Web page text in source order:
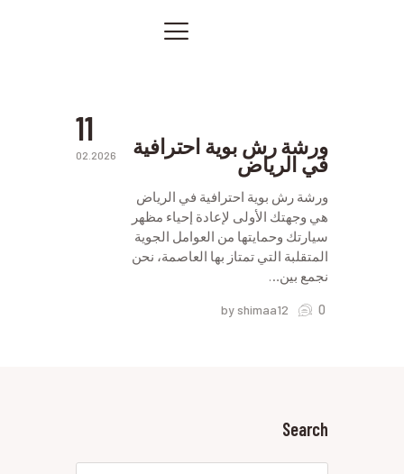
صور من أعمالنا
اتصل بنا
المقالات
PRIVACY POLICY
11
02.2026 ورشة رش بوية احترافية
في الرياض
ورشة رش بوية احترافية في الرياض
هي وجهتك الأولى لإعادة إحياء مظهر
سيارتك وحمايتها من العوامل الجوية
المتقلبة التي تمتاز بها العاصمة، نحن
نجمع بين…
by shimaa12 0
Search